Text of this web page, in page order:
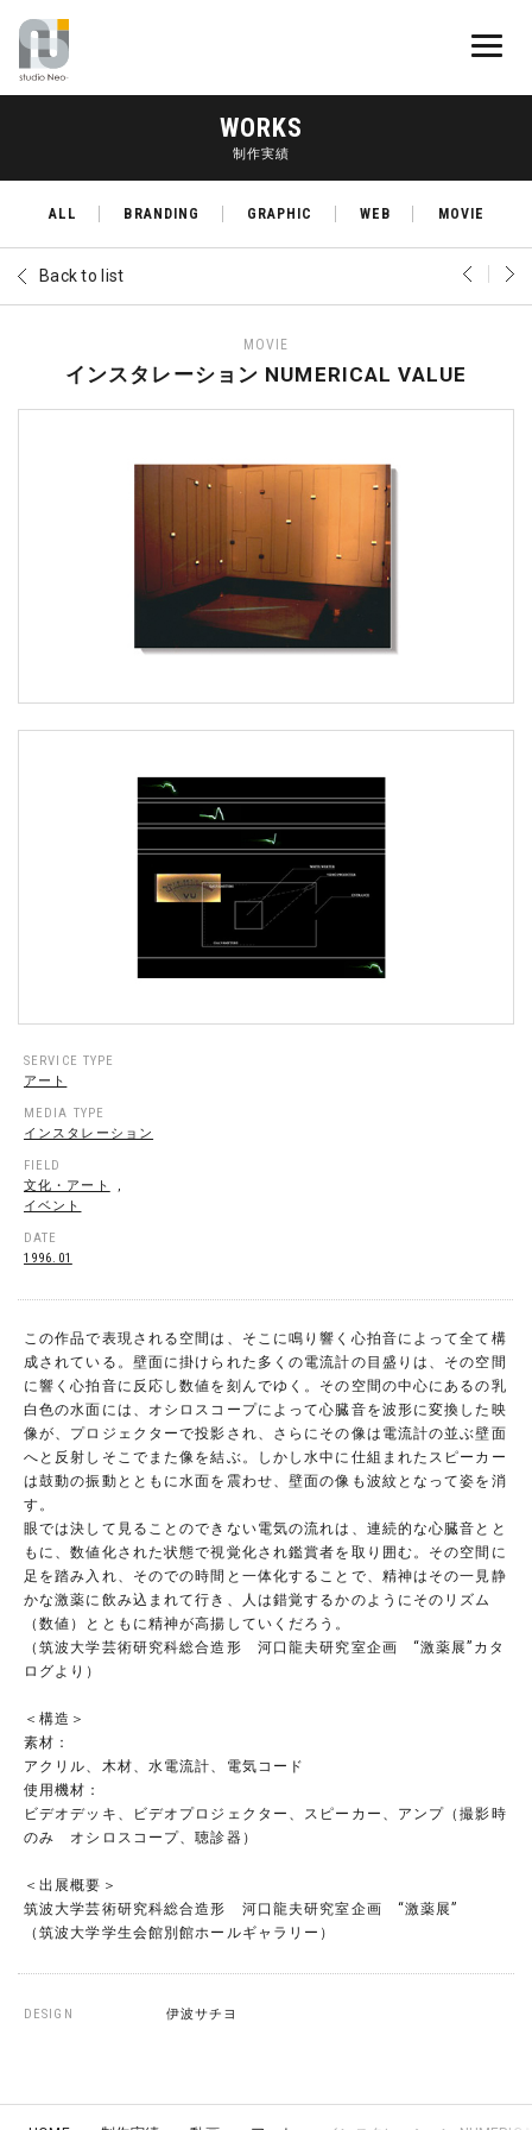
WORKS
制作実績
ALL BRANDING GRAPHIC WEB MOVIE
Back to list
MOVIE
インスタレーション NUMERICAL VALUE
SERVICE TYPE
アート
MEDIA TYPE
インスタレーション
FIELD
文化・アート
,
イベント
DATE
1996.01
この作品で表現される空間は、そこに鳴り響く心拍音によって全て構
成されている。壁面に掛けられた多くの電流計の目盛りは、その空間
に響く心拍音に反応し数値を刻んでゆく。その空間の中心にあるの乳
白色の水面には、オシロスコープによって心臓音を波形に変換した映
像が、プロジェクターで投影され、さらにその像は電流計の並ぶ壁面
へと反射しそこでまた像を結ぶ。しかし水中に仕組まれたスピーカー
は鼓動の振動とともに水面を震わせ、壁面の像も波紋となって姿を消
す。
眼では決して見ることのできない電気の流れは、連続的な心臓音とと
もに、数値化された状態で視覚化され鑑賞者を取り囲む。その空間に
足を踏み入れ、そのでの時間と一体化することで、精神はその一見静
かな激薬に飲み込まれて行き、人は錯覚するかのようにそのリズム
（数値）とともに精神が高揚していくだろう。
（筑波大学芸術研究科総合造形 河口龍夫研究室企画 “激薬展”カタ
ログより）
＜構造＞
素材：
アクリル、木材、水電流計、電気コード
使用機材：
ビデオデッキ、ビデオプロジェクター、スピーカー、アンプ（撮影時
のみ オシロスコープ、聴診器）
＜出展概要＞
筑波大学芸術研究科総合造形 河口龍夫研究室企画 “激薬展”
（筑波大学学生会館別館ホールギャラリー）
DESIGN 伊波サチヨ